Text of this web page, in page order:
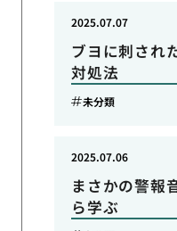
ブヨに刺され
対処法
2025.07.07
未分類
まさかの警報
ら学ぶ
2025.07.06